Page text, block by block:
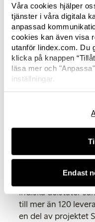
Våra cookies hjälper
tjänster i våra digitala
anpassad
cookies kan även visa
utanför lindex.com. Du
klicka på knappen
läsa mer och
inställningar.
Här hittar du Lindex
Endast
Mer än hälften av
projektet fortsätter
rapporterar
Sverige. Andra har
skapats av SIWI
fortsatt lärande.
Resultaten från
modeföretag att
hållbar produktion
textilindustrinaven
Från och med
indiska delstater
till mer än 120
en del av projektet